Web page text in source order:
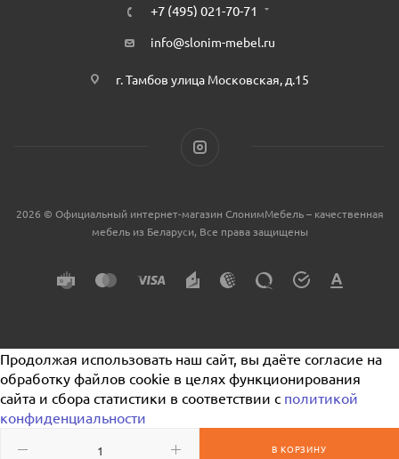
В КОРЗИНУ
+7 (495) 021-70-71
info@slonim-mebel.ru
г. Тамбов улица Московская, д.15
2026 © Официальный интернет-магазин СлонимМебель – качественная
мебель из Беларуси, Все права защищены
Продолжая использовать наш сайт, вы даёте согласие на
обработку файлов cookie в целях функционирования
сайта и сбора статистики в соответствии с политикой
конфиденциальности